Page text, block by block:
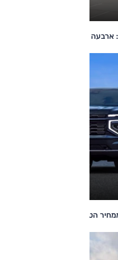
דגמים חדשים בדרך